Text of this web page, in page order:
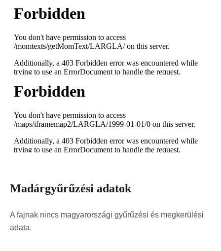
Madárgyűrűzési adatok
A fajnak nincs magyarországi gyűrűzési és megkerülési
adata.